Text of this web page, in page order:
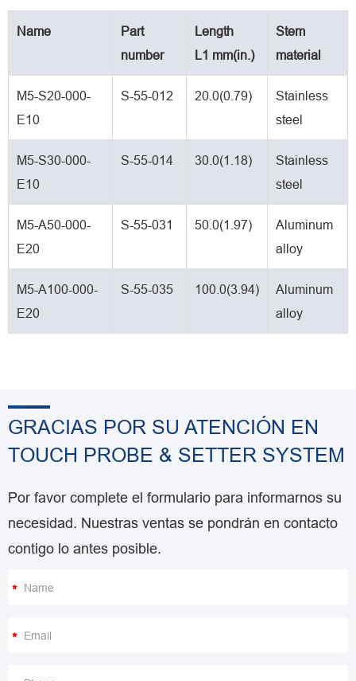
Name
Part
number
Length
L1 mm(in.)
Stem
material
M5-S20-000-
E10
S-55-012 20.0(0.79)
Stainless
steel
M5-S30-000-
E10
S-55-014 30.0(1.18)
Stainless
steel
M5-A50-000-
E20
S-55-031 50.0(1.97)
Aluminum
alloy
M5-A100-000-
E20
S-55-035 100.0(3.94)
Aluminum
alloy
GRACIAS POR SU ATENCIÓN EN
TOUCH PROBE & SETTER SYSTEM
Por favor complete el formulario para informarnos su
necesidad. Nuestras ventas se pondrán en contacto
contigo lo antes posible.
*
*